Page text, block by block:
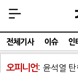
전체기사 이슈 인
오피니언 윤석열 탄